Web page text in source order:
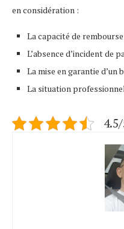
en considération :
La capacité de
L’absence d’incident de
La mise en garantie d’un
La situation